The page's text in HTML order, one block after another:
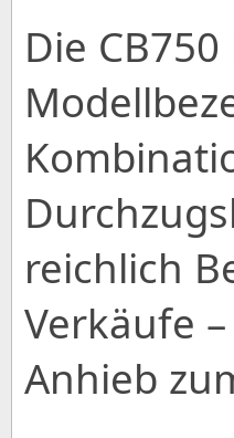
Die
reichlich
Verkäufe
Anhieb